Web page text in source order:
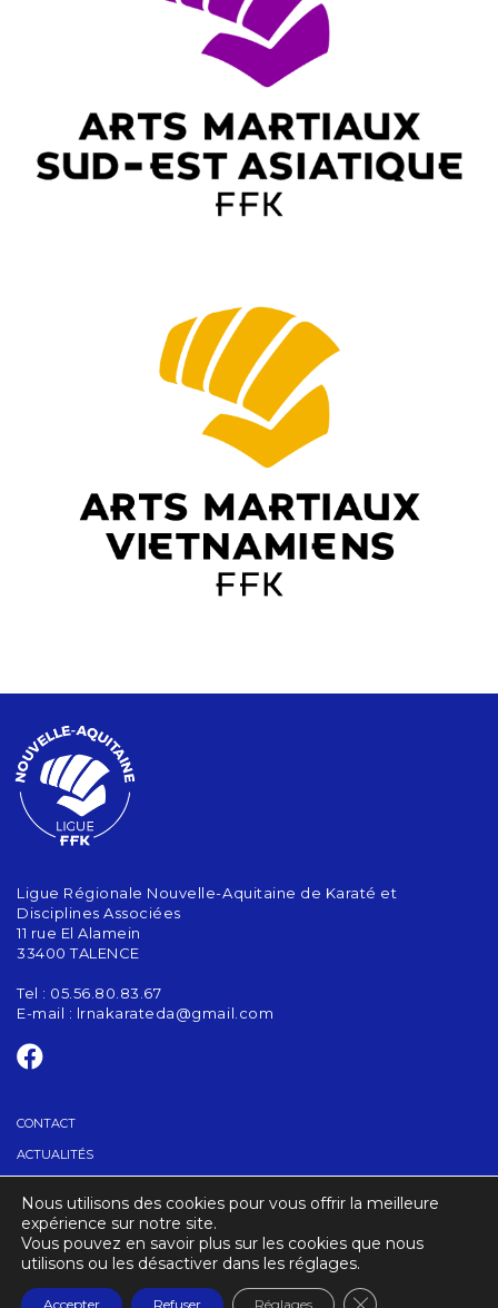
Ligue Régionale Nouvelle-Aquitaine de Karaté et
Disciplines Associées
11 rue El Alamein
33400 TALENCE
Tel : 05.56.80.83.67
E-mail : lrnakarateda@gmail.com
CONTACT
ACTUALITÉS
TROUVER UN CLUB
CRÉDITS MENTIONS LÉGALES
Nous utilisons des cookies pour vous offrir la meilleure
expérience sur notre site.
Vous pouvez en savoir plus sur les cookies que nous
utilisons ou les désactiver dans les réglages.
Accepter Refuser Réglages Fermer la